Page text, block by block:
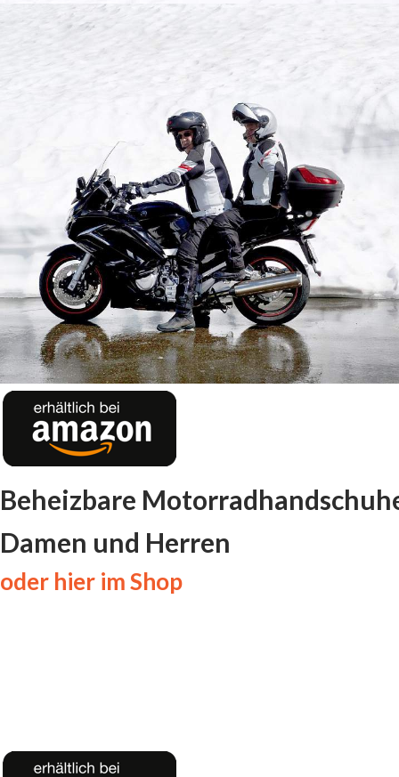
Bestpreis hier im Shop
Beheizbare
Damen und Herren
oder hier im Shop